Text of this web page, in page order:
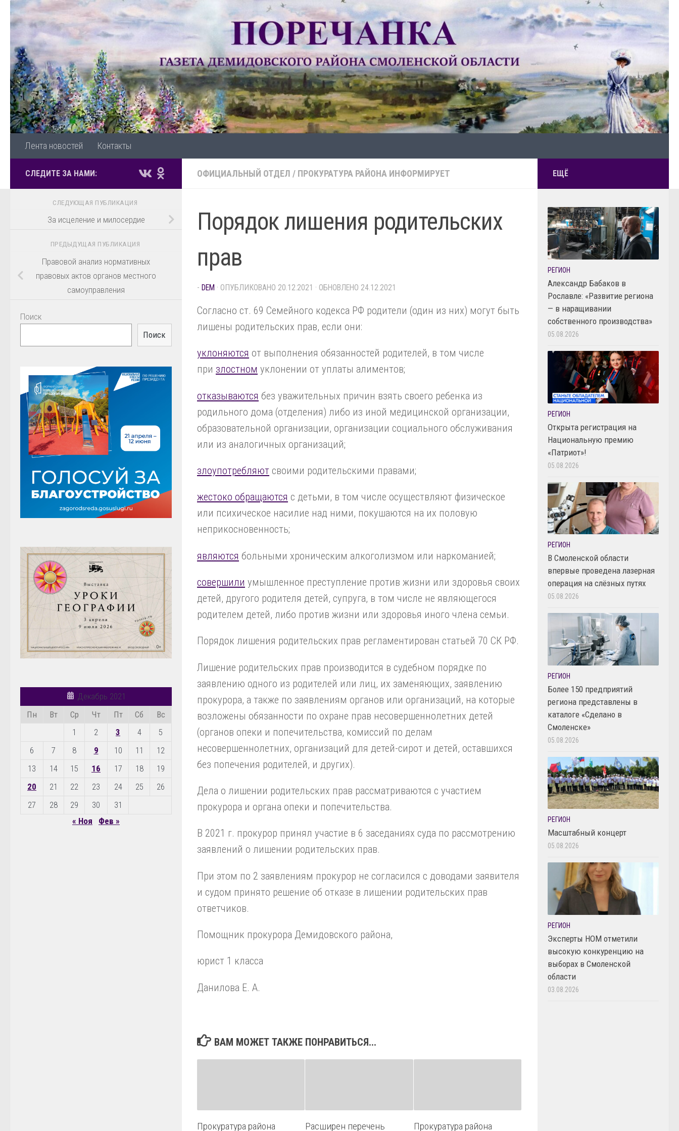
Перейти к содержимому
Лента новостей Контакты
ОФИЦИАЛЬНЫЙ ОТДЕЛ / ПРОКУРАТУРА РАЙОНА ИНФОРМИРУЕТ
Порядок лишения родительских
прав
- DEM · ОПУБЛИКОВАНО 20.12.2021 · ОБНОВЛЕНО 24.12.2021
Согласно ст. 69 Семейного кодекса РФ родители (один из них) могут быть
лишены родительских прав, если они:
уклоняются от выполнения обязанностей родителей, в том числе
при злостном уклонении от уплаты алиментов;
отказываются без уважительных причин взять своего ребенка из
родильного дома (отделения) либо из иной медицинской организации,
образовательной организации, организации социального обслуживания
или из аналогичных организаций;
злоупотребляют своими родительскими правами;
жестоко обращаются с детьми, в том числе осуществляют физическое
или психическое насилие над ними, покушаются на их половую
неприкосновенность;
являются больными хроническим алкоголизмом или наркоманией;
совершили умышленное преступление против жизни или здоровья своих
детей, другого родителя детей, супруга, в том числе не являющегося
родителем детей, либо против жизни или здоровья иного члена семьи.
Порядок лишения родительских прав регламентирован статьей 70 СК РФ.
Лишение родительских прав производится в судебном порядке по
заявлению одного из родителей или лиц, их заменяющих, заявлению
прокурора, а также по заявлениям органов или организаций, на которые
возложены обязанности по охране прав несовершеннолетних детей
(органов опеки и попечительства, комиссий по делам
несовершеннолетних, организаций для детей-сирот и детей, оставшихся
без попечения родителей, и других).
Дела о лишении родительских прав рассматриваются с участием
прокурора и органа опеки и попечительства.
В 2021 г. прокурор принял участие в 6 заседаниях суда по рассмотрению
заявлений о лишении родительских прав.
При этом по 2 заявлениям прокурор не согласился с доводами заявителя
и судом принято решение об отказе в лишении родительских прав
ответчиков.
Помощник прокурора Демидовского района,
юрист 1 класса
Данилова Е. А.
ВАМ МОЖЕТ ТАКЖЕ ПОНРАВИТЬСЯ...
Прокуратура района Расширен перечень Прокуратура района
СЛЕДИТЕ ЗА НАМИ:
СЛЕДУЮЩАЯ ПУБЛИКАЦИЯ
За исцеление и милосердие
ПРЕДЫДУЩАЯ ПУБЛИКАЦИЯ
Правовой анализ нормативных
правовых актов органов местного
самоуправления
Поиск
Поиск
Декабрь 2021
Пн
Вт Ср Чт Пт Сб
Вс
1
2 3 4
5
6
7 8 9 10 11
12
13
14 15 16 17 18
19
20
21 22 23 24 25
26
27
28 29 30
31
« Ноя
Фев »
ЕЩЁ
РЕГИОН
Александр Бабаков в
Рославле: «Развитие региона
— в наращивании
собственного производства»
05.08.2026
РЕГИОН
Открыта регистрация на
Национальную премию
«Патриот»!
05.08.2026
РЕГИОН
В Смоленской области
впервые проведена лазерная
операция на слёзных путях
05.08.2026
РЕГИОН
Более 150 предприятий
региона представлены в
каталоге «Сделано в
Смоленске»
05.08.2026
РЕГИОН
Масштабный концерт
05.08.2026
РЕГИОН
Эксперты НОМ отметили
высокую конкуренцию на
выборах в Смоленской
области
03.08.2026